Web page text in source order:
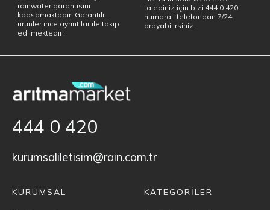
rainwater garantisini
kapsamaktadır. Garantili
ürünler ince ayrıntılar ile takip
edilmektedir.
talebiniz için bizi 444 0 420
numaralı telefondan 7/24
arayabilirsiniz.
444 0 420
kurumsaliletisim@rain.com.tr
KURUMSAL KATEGORİLER